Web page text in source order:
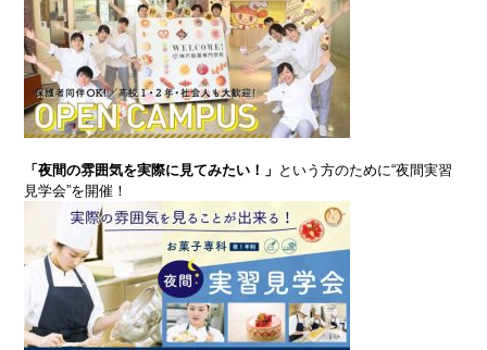
「夜間の雰囲気を実際に見てみたい！」 という方のために“夜間実習
見学会”を開催！